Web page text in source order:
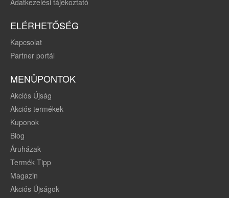
ELÉRHETŐSÉG
Kapcsolat
Partner portál
MENÜPONTOK
Akciós Újság
Akciós termékek
Kuponok
Blog
Áruházak
Termék Tipp
Magazin
Akciós Újságok